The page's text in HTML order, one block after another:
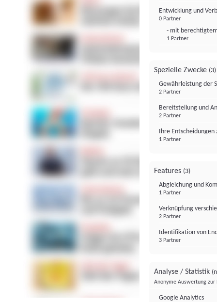
Entwicklung und
0 Partner
- mit
1 Partner
Spezielle Zwecke (3)
Gewährleistung der
2 Partner
Bereitstellung und
2 Partner
Ihre
1 Partner
Features (3)
Abgleichung und
1 Partner
Verknüpfung
2 Partner
Identifikation von
3 Partner
Analyse / Statistik
Anonyme Auswertung
Google Analytics